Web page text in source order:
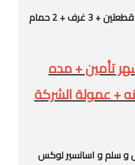
الشقة بتتكون من ريسيبشن قطعتين + 3 غرف + 2 حمام
+ شهر تأمين + مده
+ عمولة الشركة
و سلم و اسانسير لوكس